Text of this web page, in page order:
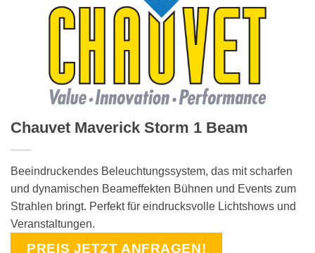
Chauvet Maverick Storm 1 Beam
Beeindruckendes Beleuchtungssystem, das mit scharfen
und dynamischen Beameffekten Bühnen und Events zum
Strahlen bringt. Perfekt für eindrucksvolle Lichtshows und
Veranstaltungen.
PREIS JETZT ANFRAGEN!